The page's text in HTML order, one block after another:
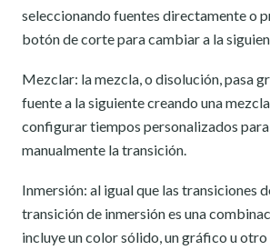
seleccionando fuentes directamente o
botón de corte para cambiar a la
Mezclar: la mezcla, o disolución, pasa
fuente a la siguiente creando una
configurar tiempos personalizados
manualmente la transición.
Inmersión: al igual que las transiciones
transición de inmersión es una
incluye un color sólido, un gráfico u